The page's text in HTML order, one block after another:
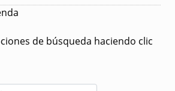
de búsqueda haciendo clic